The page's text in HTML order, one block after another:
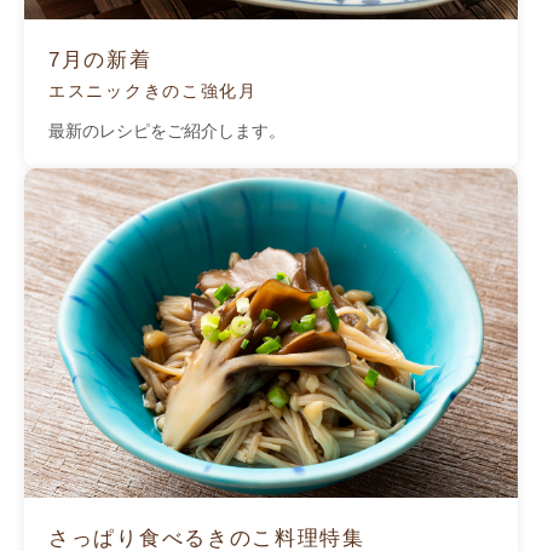
7月の新着
エスニックきのこ強化月
最新のレシピをご紹介します。
さっぱり食べるきのこ料理特集